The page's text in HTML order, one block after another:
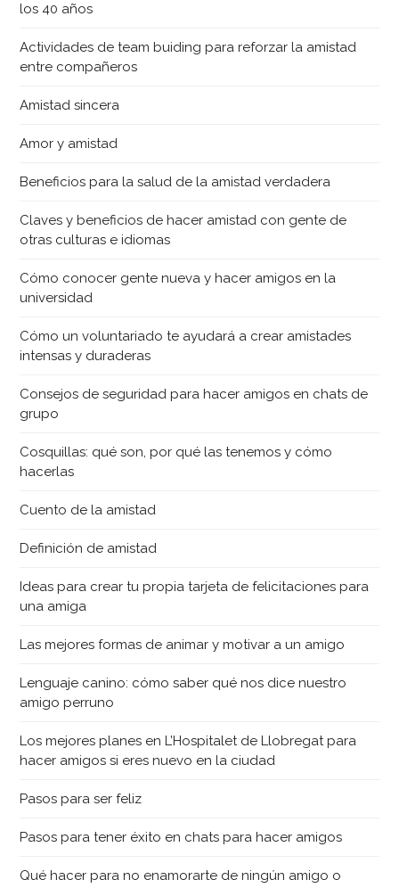
los 40 años
Actividades de team buiding para reforzar la amistad
entre compañeros
Amistad sincera
Amor y amistad
Beneficios para la salud de la amistad verdadera
Claves y beneficios de hacer amistad con gente de
otras culturas e idiomas
Cómo conocer gente nueva y hacer amigos en la
universidad
Cómo un voluntariado te ayudará a crear amistades
intensas y duraderas
Consejos de seguridad para hacer amigos en chats de
grupo
Cosquillas: qué son, por qué las tenemos y cómo
hacerlas
Cuento de la amistad
Definición de amistad
Ideas para crear tu propia tarjeta de felicitaciones para
una amiga
Las mejores formas de animar y motivar a un amigo
Lenguaje canino: cómo saber qué nos dice nuestro
amigo perruno
Los mejores planes en L’Hospitalet de Llobregat para
hacer amigos si eres nuevo en la ciudad
Pasos para ser feliz
Pasos para tener éxito en chats para hacer amigos
Qué hacer para no enamorarte de ningún amigo o